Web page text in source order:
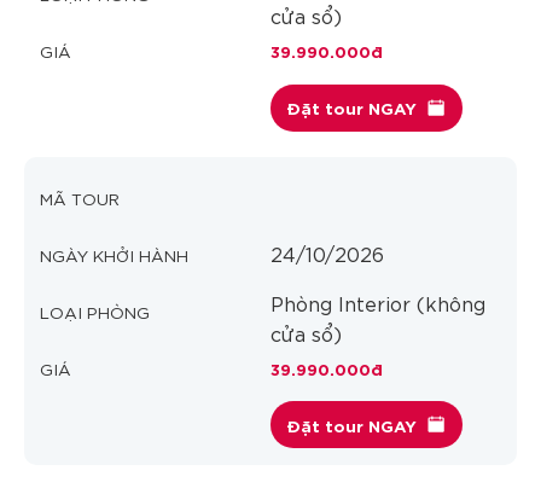
cửa sổ)
39.990.000đ
Đặt tour NGAY
24/10/2026
Phòng Interior (không
cửa sổ)
39.990.000đ
Đặt tour NGAY